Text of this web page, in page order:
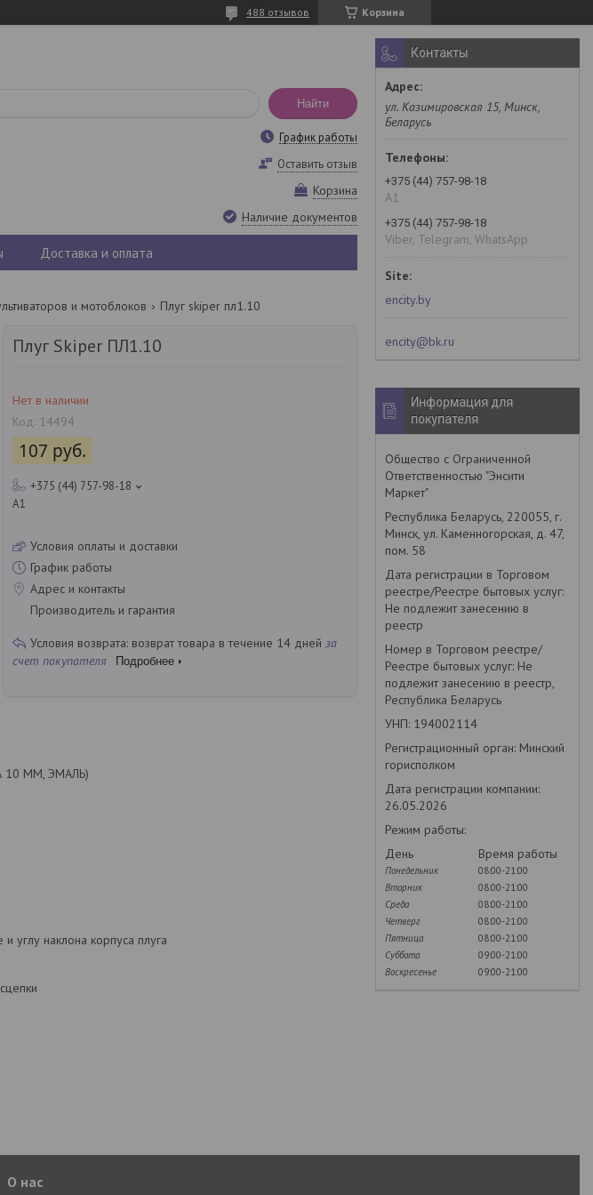
Корзина
488 отзывов
Найти
График работы
Оставить отзыв
Корзина
Наличие документов
Доставка и оплата
и мотоблоков Плуг skiper пл1.10
Плуг Skiper ПЛ1.10
Нет в наличии
Код: 14494
107 руб.
+375 (44) 757-98-18
A1
Условия оплаты и доставки
График работы
Адрес и контакты
Производитель и гарантия
возврат товара в течение 14 дней за
счет покупателя
Подробнее
10 ММ, ЭМАЛЬ)
углу наклона корпуса плуга
Контакты
ул. Казимировская 15, Минск,
Беларусь
+375 (44) 757-98-18
A1
+375 (44) 757-98-18
Viber, Telegram, WhatsApp
encity.by
encity@bk.ru
Информация для
покупателя
Общество с Ограниченной
Ответственностью "Энсити
Маркет"
Республика Беларусь, 220055, г.
Минск, ул. Каменногорская, д. 47,
пом. 58
Дата регистрации в Торговом
реестре/Реестре бытовых услуг:
Не подлежит занесению в
реестр
Номер в Торговом реестре/
Реестре бытовых услуг: Не
подлежит занесению в реестр,
Республика Беларусь
УНП: 194002114
Регистрационный орган: Минский
горисполком
Дата регистрации компании:
26.05.2026
Режим работы:
День
Время работы
Понедельник
08:00-21:00
Вторник
08:00-21:00
Среда
08:00-21:00
Четверг
08:00-21:00
Пятница
08:00-21:00
Суббота
09:00-21:00
Воскресенье
09:00-21:00
О нас